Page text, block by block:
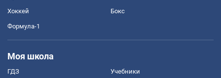
Хоккей Бокс
Формула-1
Моя школа
ГДЗ Учебники